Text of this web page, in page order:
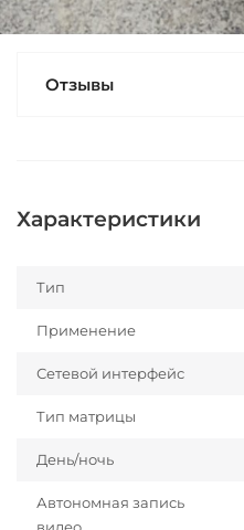
Отзывы
Характеристики
Тип
Применение
Сетевой интерфейс
Тип матрицы
День/ночь
Автономная запись